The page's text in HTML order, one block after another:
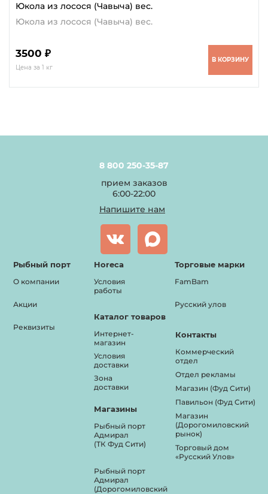
Юкола из лосося (Чавыча) вес.
Юкола из лосося (Чавыча) вес.
3500 ₽
Цена за 1 кг
В КОРЗИНУ
8 800 250-35-87
прием заказов
6:00-22:00
Напишите нам
Рыбный порт
О компании
Акции
Реквизиты
Horeca
Условия
работы
Каталог товаров
Интернет-
магазин
Условия
доставки
Зона
доставки
Магазины
Рыбный порт
Адмирал
(ТК Фуд Сити)
Рыбный порт
Адмирал
(Дорогомиловский
Торговые марки
FamBam
Русский улов
Контакты
Коммерческий
отдел
Отдел рекламы
Магазин (Фуд Сити)
Павильон (Фуд Сити)
Магазин
(Дорогомиловский
рынок)
Торговый дом
«Русский Улов»